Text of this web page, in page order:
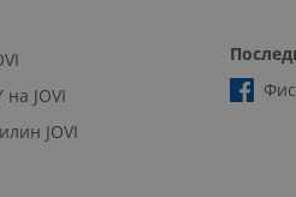
JOVI
JOVI